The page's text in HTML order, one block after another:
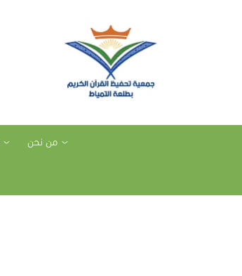
من نحن